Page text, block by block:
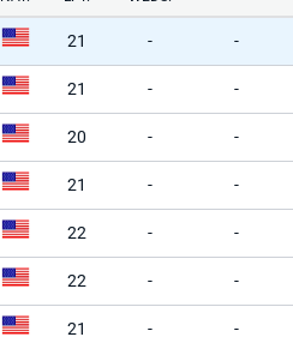
21 - -
21 - -
20 - -
21 - -
22 - -
22 - -
21 - -